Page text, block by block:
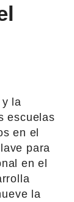
la
escuelas
en el
para
en el
la